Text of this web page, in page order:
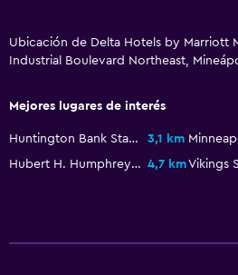
Bar/lounge
Espacio de almacenamiento
Ubicación de Delta Hotels by Marriott
Industrial Boulevard Northeast,
Mejores lugares de interés
Huntington Bank Stadium 3,1 km
Hubert H. Humphrey Metrodome 4,7 kmVikings